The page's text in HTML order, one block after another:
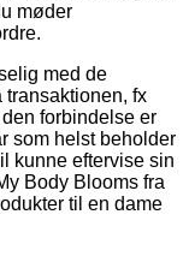
møder
med de
fx
forbindelse er
som helst beholder
kunne eftervise sin
Body Blooms fra
til en dame